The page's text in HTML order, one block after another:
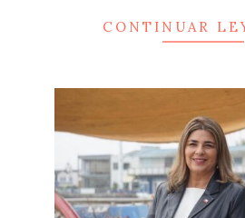
CONTINUAR